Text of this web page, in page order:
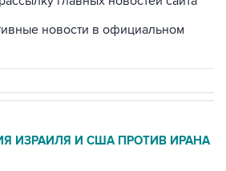
новости в официальном
ИЗРАИЛЯ И США ПРОТИВ ИРАНА